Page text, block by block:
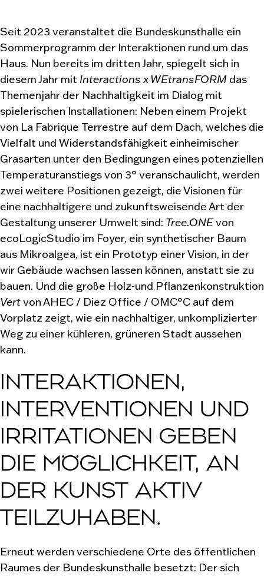
Seit 2023 veranstaltet die Bundeskunsthalle ein
Sommerprogramm der Interaktionen rund um das
Haus. Nun bereits im dritten Jahr, spiegelt sich in
diesem Jahr mit Interactions x WEtransFORM das
Themenjahr der Nachhaltigkeit im Dialog mit
spielerischen Installationen: Neben einem Projekt
von La Fabrique Terrestre auf dem Dach, welches die
Vielfalt und Widerstandsfähigkeit einheimischer
Grasarten unter den Bedingungen eines potenziellen
Temperaturanstiegs von 3° veranschaulicht, werden
zwei weitere Positionen gezeigt, die Visionen für
eine nachhaltigere und zukunftsweisende Art der
Gestaltung unserer Umwelt sind: Tree.ONEvon
ecoLogicStudio im Foyer, ein synthetischer Baum
aus Mikroalgea, ist ein Prototyp einer Vision, in der
wir Gebäude wachsen lassen können, anstatt sie zu
bauen. Und die große Holz-und Pflanzenkonstruktion
Vertvon AHEC / Diez Office / OMC°C auf dem
Vorplatz zeigt, wie ein nachhaltiger, unkomplizierter
Weg zu einer kühleren, grüneren Stadt aussehen
kann.
INTERAKTIONEN,
INTERVENTIONEN UND
IRRITATIONEN GEBEN
DIE MÖGLICHKEIT, AN
DER KUNST AKTIV
TEILZUHABEN.
Erneut werden verschiedene Orte des öffentlichen
Raumes der Bundeskunsthalle besetzt: Der sich